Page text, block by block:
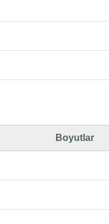
Boyutlar